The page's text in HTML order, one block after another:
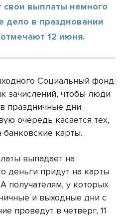
свои выплаты немного
дело в праздновании
12 июня.
Социальный фонд
зачислений, чтобы люди
праздничные дни.
очередь касается тех,
банковские карты.
выпадает на
деньги придут на карты
получателям, у которых
и выходные дни с
проведут в четверг, 11